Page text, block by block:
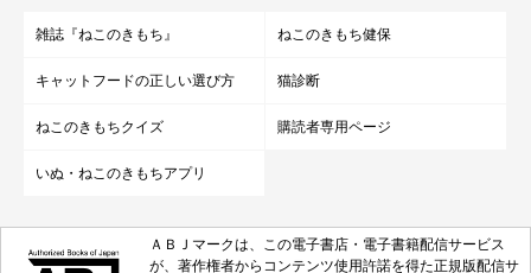
雑誌『ねこのきもち』 ねこのきもち健保
キャットフードの正しい選び方 猫診断
ねこのきもちクイズ 購読者専用ページ
いぬ・ねこのきもちアプリ
ＡＢＪマークは、この電子書店・電子書籍配信サービス
が、著作権者からコンテンツ使用許諾を得た正規版配信サ